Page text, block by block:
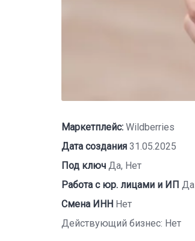
Маркетплейс: Wildberries
Дата создания 31.05.2025
Под ключ Да, Нет
Работа с юр. лицами и ИП Да
Смена ИНН Нет
Действующий бизнес: Нет